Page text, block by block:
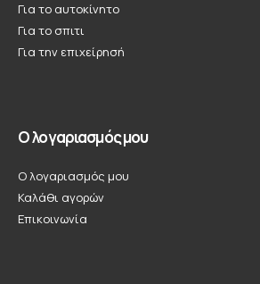
Για το αυτοκίνητο
Για το σπιτι
Για την επιχείρησή
Ο λογαριασμός μου
Ο λογαριασμός μου
Καλάθι αγορών
Επικοινωνία